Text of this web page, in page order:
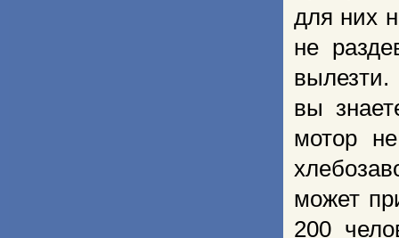
для них
не
вылезти.
вы
мотор
может
200